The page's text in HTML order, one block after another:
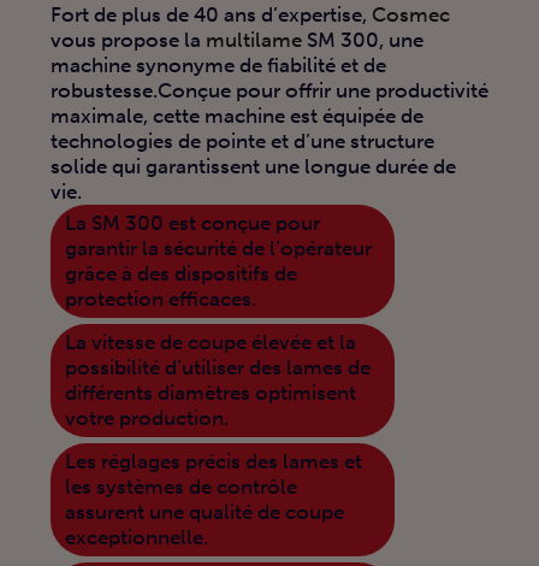
Fort de plus de 40 ans d’expertise, Cosmec
vous propose la multilame SM 300, une
machine synonyme de fiabilité et de
robustesse.Conçue pour offrir une productivité
maximale, cette machine est équipée de
technologies de pointe et d’une structure
solide qui garantissent une longue durée de
vie.
La SM 300 est conçue pour
garantir la sécurité de l’opérateur
grâce à des dispositifs de
protection efficaces.
La vitesse de coupe élevée et la
possibilité d’utiliser des lames de
différents diamètres optimisent
votre production.
Les réglages précis des lames et
les systèmes de contrôle
assurent une qualité de coupe
exceptionnelle.